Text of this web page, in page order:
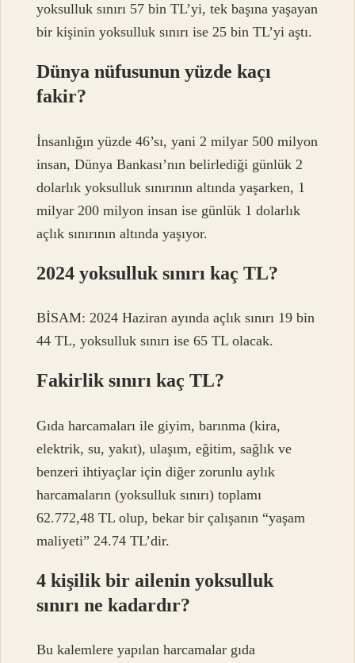
yoksulluk sınırı 57 bin TL’yi, tek başına yaşayan
bir kişinin yoksulluk sınırı ise 25 bin TL’yi aştı.
Dünya nüfusunun yüzde kaçı
fakir?
İnsanlığın yüzde 46’sı, yani 2 milyar 500 milyon
insan, Dünya Bankası’nın belirlediği günlük 2
dolarlık yoksulluk sınırının altında yaşarken, 1
milyar 200 milyon insan ise günlük 1 dolarlık
açlık sınırının altında yaşıyor.
2024 yoksulluk sınırı kaç TL?
BİSAM: 2024 Haziran ayında açlık sınırı 19 bin
44 TL, yoksulluk sınırı ise 65 TL olacak.
Fakirlik sınırı kaç TL?
Gıda harcamaları ile giyim, barınma (kira,
elektrik, su, yakıt), ulaşım, eğitim, sağlık ve
benzeri ihtiyaçlar için diğer zorunlu aylık
harcamaların (yoksulluk sınırı) toplamı
62.772,48 TL olup, bekar bir çalışanın “yaşam
maliyeti” 24.74 TL’dir.
4 kişilik bir ailenin yoksulluk
sınırı ne kadardır?
Bu kalemlere yapılan harcamalar gıda